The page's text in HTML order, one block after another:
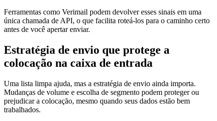
Ferramentas como Verimail podem devolver esses sinais em uma
única chamada de API, o que facilita roteá-los para o caminho certo
antes de você apertar enviar.
Estratégia de envio que protege a
colocação na caixa de entrada
Uma lista limpa ajuda, mas a estratégia de envio ainda importa.
Mudanças de volume e escolha de segmento podem proteger ou
prejudicar a colocação, mesmo quando seus dados estão bem
trabalhados.